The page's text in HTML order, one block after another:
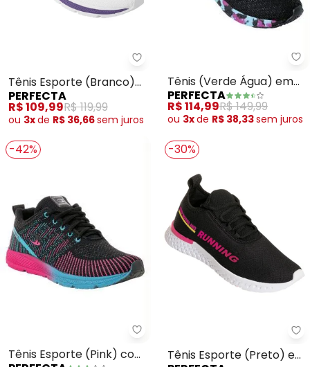
Perfecta - Tênis Esporte
Tênis Esporte (Branco)
em Tecido
PERFECTA
R$ 109,99R$ 119,99
ou 3xde R$ 36,66sem juros
Tênis (Verde Água) em
Tecido Estampado
PERFECTA
R$ 114,99R$ 149,99
ou 3xde R$ 38,33sem juros
-42%
Perfecta - Tênis Esporte (Pink)
Tênis Esporte (Pink) com
-30%
Tênis Esporte (Preto) em